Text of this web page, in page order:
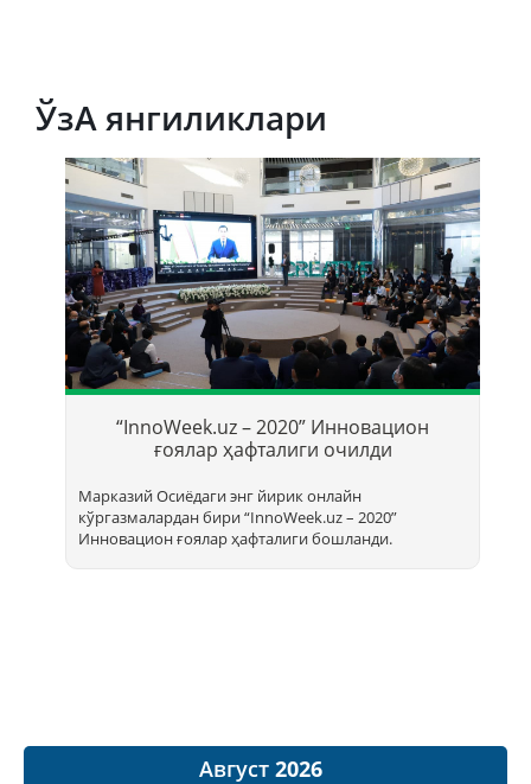
ЎзА янгиликлари
“InnoWeek.uz – 2020” Инновацион
ғоялар ҳафталиги очилди
Марказий Осиёдаги энг йирик онлайн
кўргазмалардан бири “InnoWееk.uz – 2020”
Инновацион ғоялар ҳафталиги бошланди.
Август